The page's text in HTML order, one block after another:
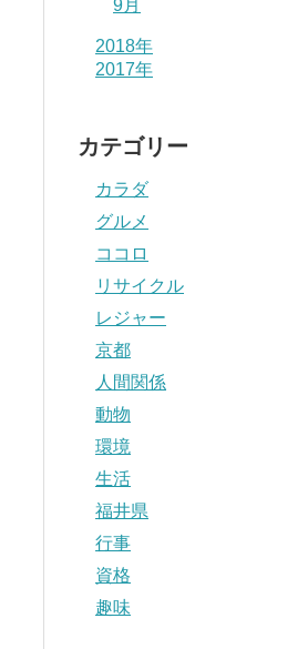
9月
2018年
2017年
カテゴリー
カラダ
グルメ
ココロ
リサイクル
レジャー
京都
人間関係
動物
環境
生活
福井県
行事
資格
趣味